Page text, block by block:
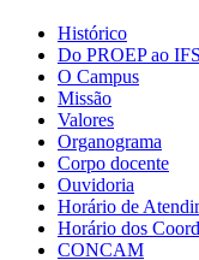
Histórico
Do PROEP ao
O Campus
Missão
Valores
Organograma
Corpo docente
Ouvidoria
Horário de
Horário dos
CONCAM